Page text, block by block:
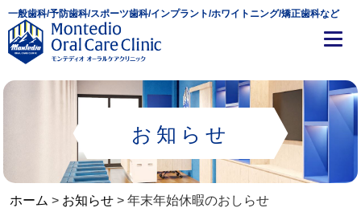
一般歯科/予防歯科/スポーツ歯科/インプラント/ホワイトニング/矯正歯科など
お知らせ
ホーム > お知らせ > 年末年始休暇のおしらせ